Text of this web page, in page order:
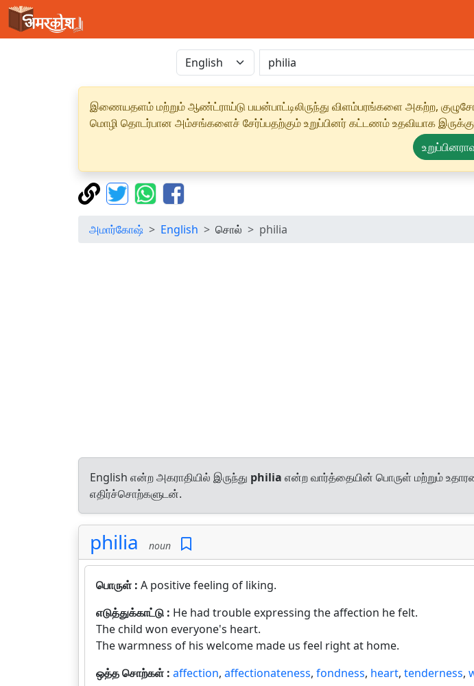
இணையதளம் மற்றும் ஆண்ட்ராய்டு பயன்பாட்டிலிருந்து விளம்பரங்களை அகற்ற,
மொழி தொடர்பான அம்சங்களைச் சேர்ப்பதற்கும் உறுப்பினர் கட்டணம் உதவியாக
அமார்கோஷ் English சொல் philia
English என்ற அகராதியில் இருந்து philia என்ற வார்த்தையின் பொருள் மற்றும்
எதிர்ச்சொற்களுடன்.
philia noun
பொருள் : A positive feeling of liking.
எடுத்துக்காட்டு : He had trouble expressing the affection he felt.
The child won everyone's heart.
The warmness of his welcome made us feel right at home.
ஒத்த சொற்கள் : affection, affectionateness, fondness, heart, tenderness,